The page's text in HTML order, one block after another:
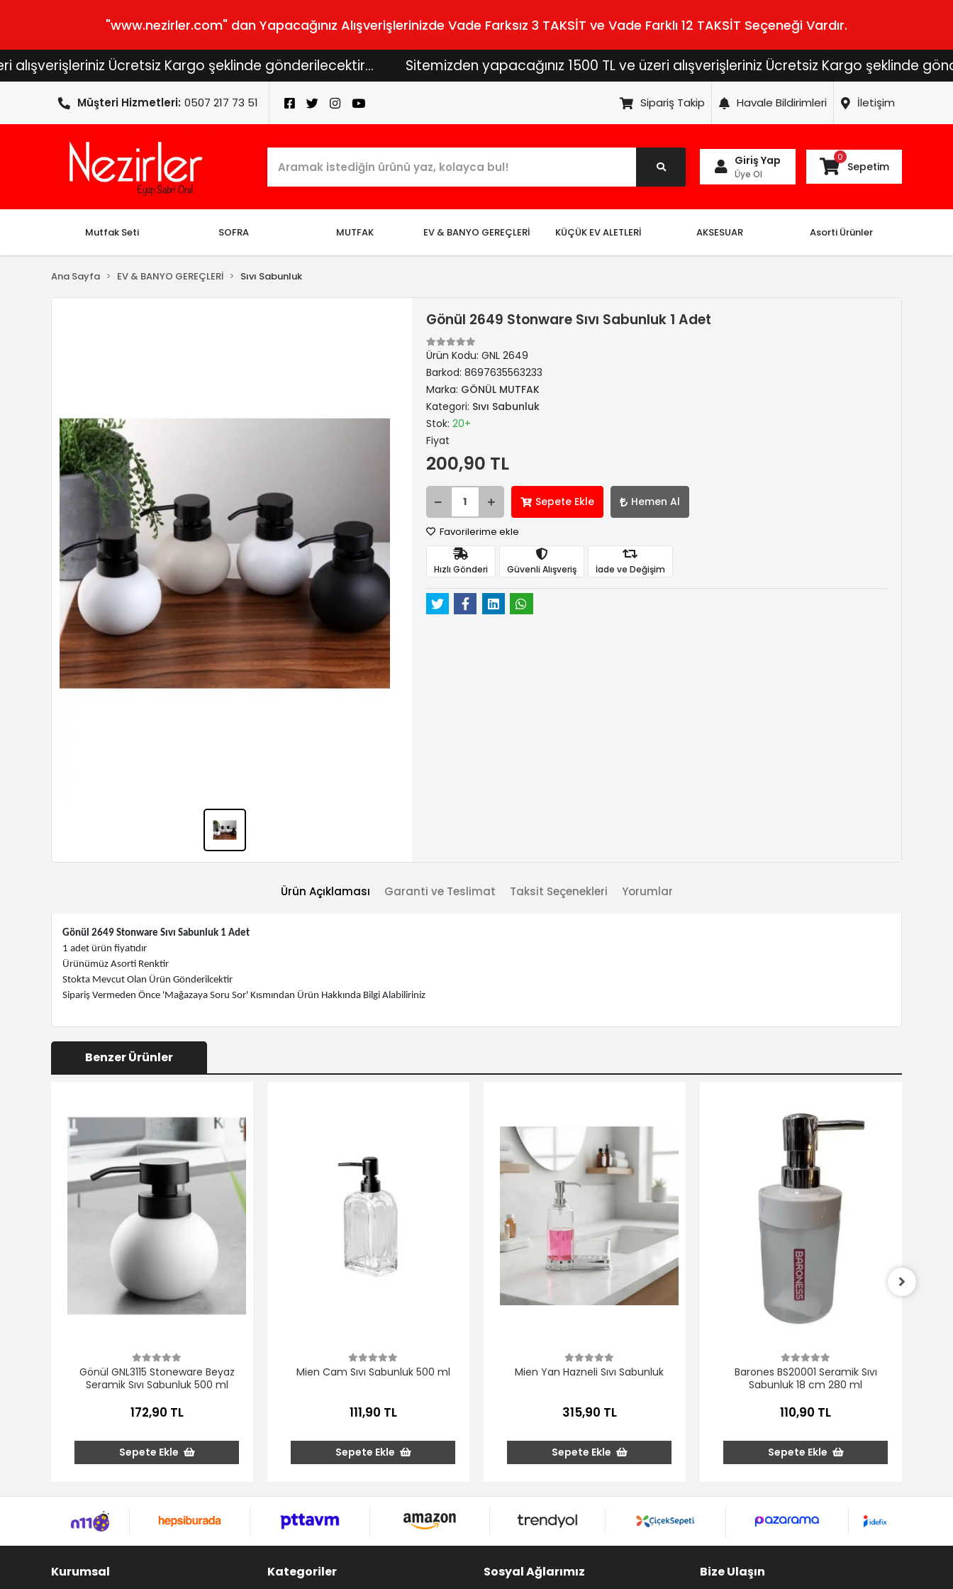
"www.nezirler.com" dan Yapacağınız Alışverişlerinizde Vade Farksız 3 TAKSİT ve Vade Farklı 12 TAKSİT Seçeneği Vardır.
Ücretsiz Kargo şeklinde gönderilecektir... Sitemizden yapacağınız 1500 TL ve üzeri alışverişleriniz Ücretsiz Kargo şeklinde
Müşteri Hizmetleri: 0507 217 73 51 Sipariş Takip Havale Bildirimleri İletişim
Giriş Yap
Üye Ol
0
Sepetim
Mutfak Seti SOFRA MUTFAK EV & BANYO GEREÇLERİ KÜÇÜK EV ALETLERİ AKSESUAR Asorti Ürünler
Ana Sayfa EV & BANYO GEREÇLERİ Sıvı Sabunluk
Gönül 2649 Stonware Sıvı Sabunluk 1 Adet
Ürün Kodu: GNL 2649
Barkod: 8697635563233
Marka: GÖNÜL MUTFAK
Kategori: Sıvı Sabunluk
Stok: 20+
Fiyat
200,90 TL
Sepete Ekle Hemen Al
Favorilerime ekle
Hızlı Gönderi Güvenli Alışveriş İade ve Değişim
Ürün Açıklaması Garanti ve Teslimat Taksit Seçenekleri Yorumlar
Gönül 2649 Stonware Sıvı Sabunluk 1 Adet
1 adet ürün fiyatıdır
Ürünümüz Asorti Renktir
Stokta Mevcut Olan Ürün Gönderilcektir
Sipariş Vermeden Önce 'Mağazaya Soru Sor' Kısmından Ürün Hakkında Bilgi Alabiliriniz
Benzer Ürünler
Gönül GNL3115 Stoneware Beyaz
Seramik Sıvı Sabunluk 500 ml
172,90 TL
Sepete Ekle
Mien Cam Sıvı Sabunluk 500 ml
111,90 TL
Sepete Ekle
Mien Yan Hazneli Sıvı Sabunluk
315,90 TL
Sepete Ekle
Barones BS20001 Seramik Sıvı
Sabunluk 18 cm 280 ml
110,90 TL
Sepete Ekle
Kurumsal Kategoriler Sosyal Ağlarımız Bize Ulaşın